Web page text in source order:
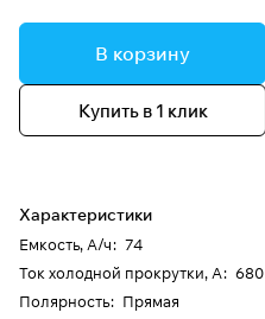
В корзину
Купить в 1 клик
Характеристики
Емкость, А/ч: 74
Ток холодной прокрутки, А: 680
Полярность: Прямая